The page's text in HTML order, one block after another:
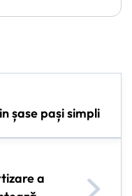
șase pași simpli
a